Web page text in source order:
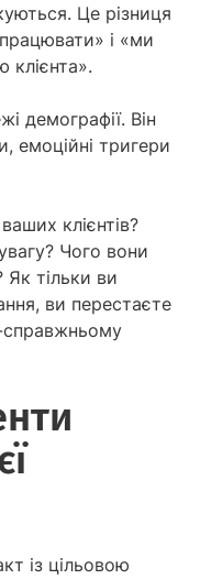
Це різниця
і «ми
демографії. Він
емоційні тригери
клієнтів?
Чого вони
Як тільки ви
ви перестаєте
справжньому
із цільовою